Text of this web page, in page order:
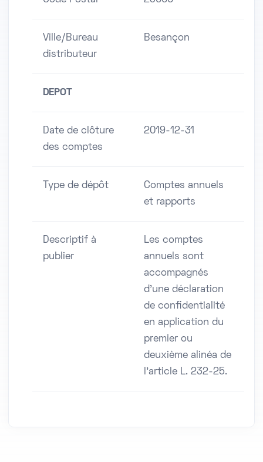
Ville/Bureau
distributeur
Besançon
DEPOT
Date de clôture
des comptes
2019-12-31
Type de dépôt
Comptes annuels
et rapports
Descriptif à
publier
Les comptes
annuels sont
accompagnés
d'une déclaration
de confidentialité
en application du
premier ou
deuxième alinéa de
l'article L. 232-25.